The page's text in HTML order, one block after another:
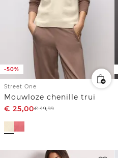
-50%
Street One
Mouwloze chenille trui
€ 25,00€49,99